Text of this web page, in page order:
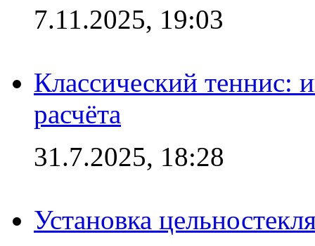
7.11.2025, 19:03
Классический теннис:
расчёта
31.7.2025, 18:28
Установка